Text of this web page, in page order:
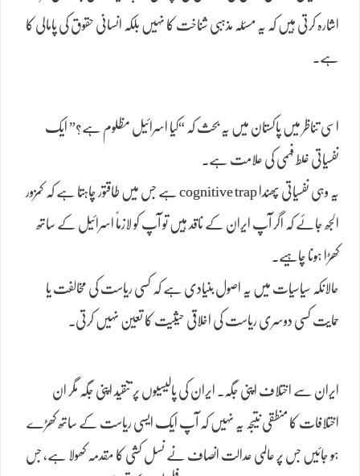
اشارہ کرتی ہیں کہ یہ مسئلہ مذہبی شناخت کا نہیں بلکہ انسانی حقوق کی پامالی کا
ہے۔
اسی تناظر میں پاکستان میں یہ بحث کہ “کیا اسرائیل مظلوم ہے؟” ایک
نفسیاتی غلط فہمی کی علامت ہے۔
یہ وہی نفسیاتی پھندا cognitive trap ہے جس میں طاقتور چاہتا ہے کہ کمزور
الجھ جائے کہ اگر آپ ایران کے ناقد ہیں تو آپ کو لازماً اسرائیل کے ساتھ
کھڑا ہونا چاہیے۔
حالانکہ سیاسیات میں یہ اصول بنیادی ہے کہ کسی ریاست کی مخالفت یا
حمایت کسی دوسری ریاست کی اخلاقی حیثیت کا تعین نہیں کرتی۔
ایران سے اختلاف اپنی جگہ۔ ایران کی پالیسیوں پر تنقید اپنی جگہ مگر ان
اختلافات کا منطقی نتیجہ یہ نہیں کہ آپ ایک ایسی ریاست کے ساتھ کھڑے
ہو جائیں جس پر عالمی عدالت انصاف نے نسل کشی کا مقدمہ کھولا ہے، جس